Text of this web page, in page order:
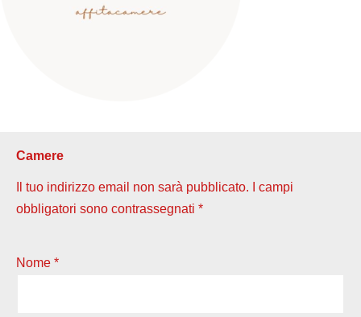
Camere
Il tuo indirizzo email non sarà pubblicato.
I campi
obbligatori sono contrassegnati *
Nome *